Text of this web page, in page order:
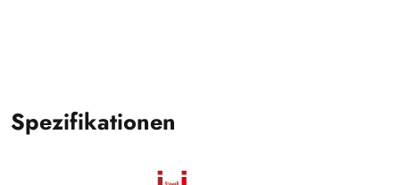
Spezifikationen